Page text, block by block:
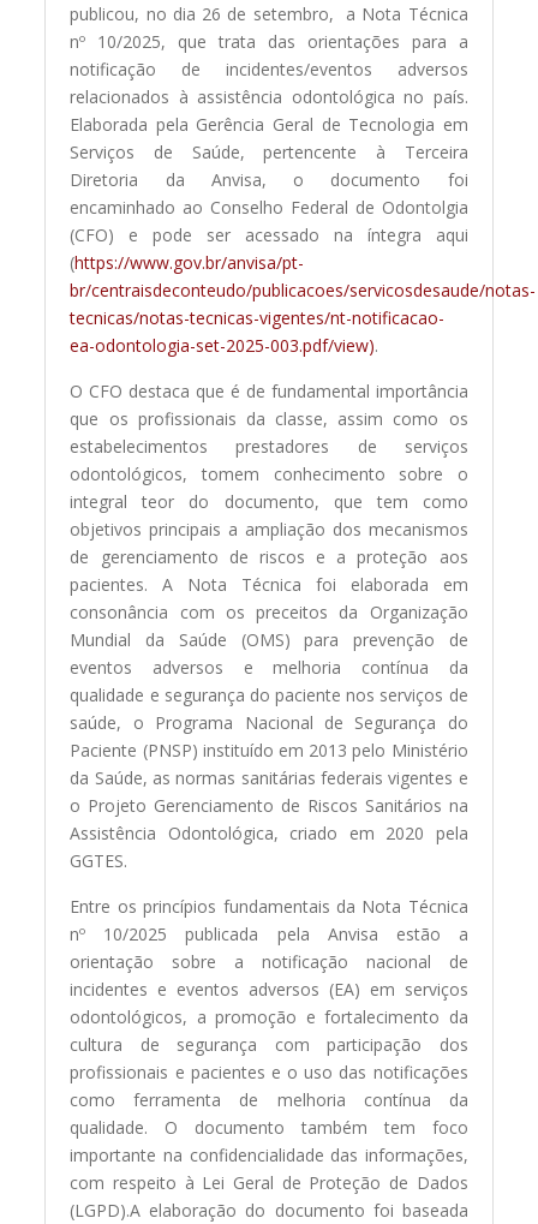
publicou, no dia 26 de setembro, a Nota Técnica
nº 10/2025, que trata das orientações para a
notificação de incidentes/eventos adversos
relacionados à assistência odontológica no país.
Elaborada pela Gerência Geral de Tecnologia em
Serviços de Saúde, pertencente à Terceira
Diretoria da Anvisa, o documento foi
encaminhado ao Conselho Federal de Odontolgia
(CFO) e pode ser acessado na íntegra aqui
(https://www.gov.br/anvisa/pt-
br/centraisdeconteudo/publicacoes/servicosdesaude/notas-
tecnicas/notas-tecnicas-vigentes/nt-notificacao-
ea-odontologia-set-2025-003.pdf/view).
O CFO destaca que é de fundamental importância
que os profissionais da classe, assim como os
estabelecimentos prestadores de serviços
odontológicos, tomem conhecimento sobre o
integral teor do documento, que tem como
objetivos principais a ampliação dos mecanismos
de gerenciamento de riscos e a proteção aos
pacientes. A Nota Técnica foi elaborada em
consonância com os preceitos da Organização
Mundial da Saúde (OMS) para prevenção de
eventos adversos e melhoria contínua da
qualidade e segurança do paciente nos serviços de
saúde, o Programa Nacional de Segurança do
Paciente (PNSP) instituído em 2013 pelo Ministério
da Saúde, as normas sanitárias federais vigentes e
o Projeto Gerenciamento de Riscos Sanitários na
Assistência Odontológica, criado em 2020 pela
GGTES.
Entre os princípios fundamentais da Nota Técnica
nº 10/2025 publicada pela Anvisa estão a
orientação sobre a notificação nacional de
incidentes e eventos adversos (EA) em serviços
odontológicos, a promoção e fortalecimento da
cultura de segurança com participação dos
profissionais e pacientes e o uso das notificações
como ferramenta de melhoria contínua da
qualidade. O documento também tem foco
importante na confidencialidade das informações,
com respeito à Lei Geral de Proteção de Dados
(LGPD).A elaboração do documento foi baseada